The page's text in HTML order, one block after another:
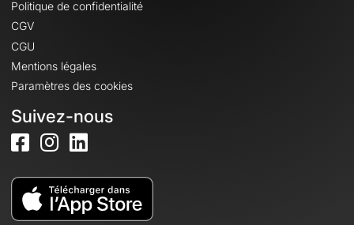
Politique de confidentialité
CGV
CGU
Mentions légales
Paramètres des cookies
Suivez-nous